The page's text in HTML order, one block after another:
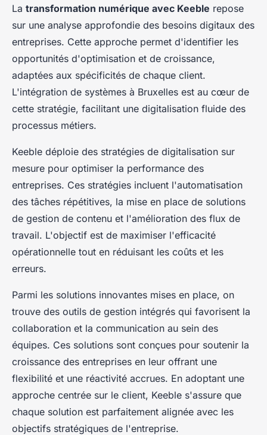
La transformation numérique avec Keeble repose
sur une analyse approfondie des besoins digitaux des
entreprises. Cette approche permet d'identifier les
opportunités d'optimisation et de croissance,
adaptées aux spécificités de chaque client.
L'intégration de systèmes à Bruxelles est au cœur de
cette stratégie, facilitant une digitalisation fluide des
processus métiers.
Keeble déploie des stratégies de digitalisation sur
mesure pour optimiser la performance des
entreprises. Ces stratégies incluent l'automatisation
des tâches répétitives, la mise en place de solutions
de gestion de contenu et l'amélioration des flux de
travail. L'objectif est de maximiser l'efficacité
opérationnelle tout en réduisant les coûts et les
erreurs.
Parmi les solutions innovantes mises en place, on
trouve des outils de gestion intégrés qui favorisent la
collaboration et la communication au sein des
équipes. Ces solutions sont conçues pour soutenir la
croissance des entreprises en leur offrant une
flexibilité et une réactivité accrues. En adoptant une
approche centrée sur le client, Keeble s'assure que
chaque solution est parfaitement alignée avec les
objectifs stratégiques de l'entreprise.